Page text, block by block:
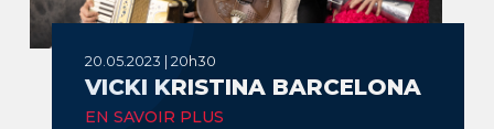
20.05.2023 | 20h30
VICKI KRISTINA BARCELONA
EN SAVOIR PLUS